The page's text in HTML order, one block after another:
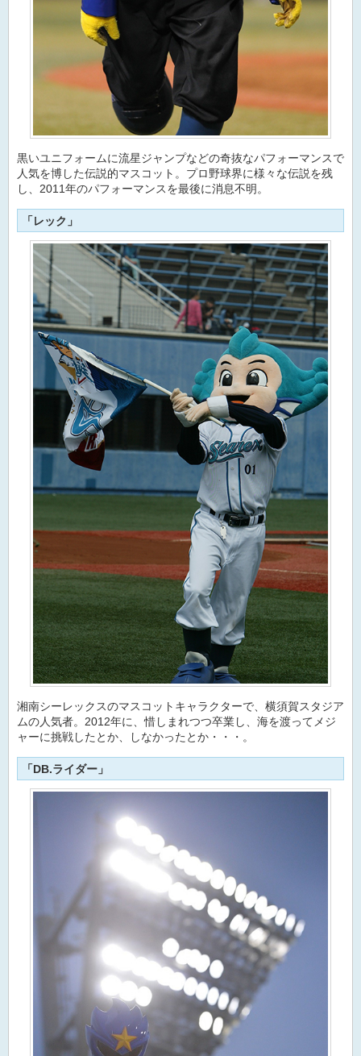
黒いユニフォームに流星ジャンプなどの奇抜なパフォーマンスで
人気を博した伝説的マスコット。プロ野球界に様々な伝説を残
し、2011年のパフォーマンスを最後に消息不明。
「レック」
湘南シーレックスのマスコットキャラクターで、横須賀スタジア
ムの人気者。2012年に、惜しまれつつ卒業し、海を渡ってメジ
ャーに挑戦したとか、しなかったとか・・・。
「DB.ライダー」